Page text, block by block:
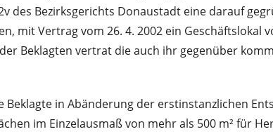
des Bezirksgerichts Donaustadt eine darauf
mit Vertrag vom 26. 4. 2002 ein Geschäftslokal
Beklagten vertrat die auch ihr gegenüber
in Abänderung der erstinstanzlichen
im Einzelausmaß von mehr als 500 m² für